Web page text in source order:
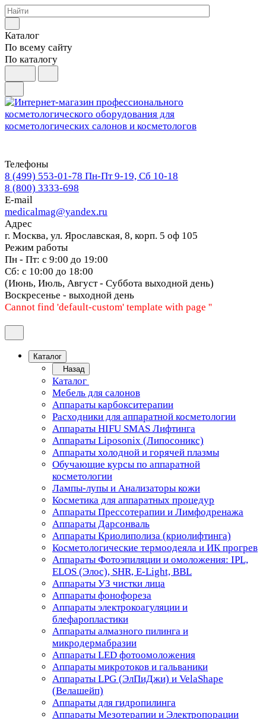
Каталог
По всему сайту
По каталогу
Телефоны
8 (499) 553-01-78 Пн-Пт 9-19, Сб 10-18
8 (800) 3333-698
E-mail
medicalmag@yandex.ru
Адрес
г. Москва, ул. Ярославская, 8, корп. 5 оф 105
Режим работы
Пн - Пт: с 9:00 до 19:00
Сб: с 10:00 до 18:00
(Июнь, Июль, Август - Суббота выходной день)
Воскресенье - выходной день
Cannot find 'default-custom' template with page ''
Каталог
Назад
Каталог
Мебель для салонов
Аппараты карбокситерапии
Расходники для аппаратной косметологии
Аппараты HIFU SMAS Лифтинга
Аппараты Liposonix (Липосоникс)
Аппараты холодной и горячей плазмы
Обучающие курсы по аппаратной
косметологии
Лампы-лупы и Анализаторы кожи
Косметика для аппаратных процедур
Аппараты Прессотерапии и Лимфодренажа
Аппараты Дарсонваль
Аппараты Криолиполиза (криолифтинга)
Косметологические термоодеяла и ИК прогрев
Аппараты Фотоэпиляции и омоложения: IPL,
ELOS (Элос), SHR, E-Light, BBL
Аппараты УЗ чистки лица
Аппараты фонофореза
Аппараты электрокоагуляции и
блефаропластики
Аппараты алмазного пилинга и
микродермабразии
Аппараты LED фотоомоложения
Аппараты микротоков и гальваники
Аппараты LPG (ЭлПиДжи) и VelaShape
(Велашейп)
Аппараты для гидропилинга
Аппараты Мезотерапии и Электропорации